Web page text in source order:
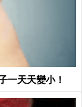
一天天變小！